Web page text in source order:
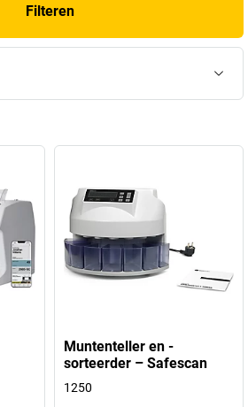
Filteren
Muntenteller en -
sorteerder – Safescan
1250